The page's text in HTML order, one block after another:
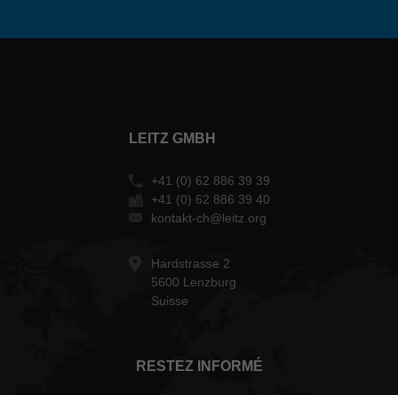
LEITZ GMBH
+41 (0) 62 886 39 39
+41 (0) 62 886 39 40
kontakt-ch@leitz.org
Hardstrasse 2
5600 Lenzburg
Suisse
RESTEZ INFORMÉ